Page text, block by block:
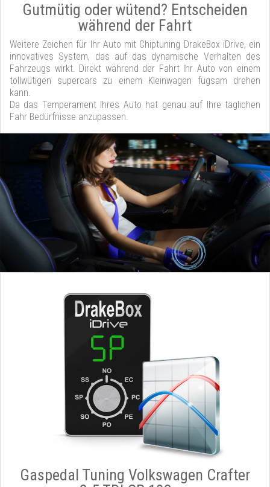
Gutmütig oder wütend? Entscheiden
während der Fahrt
Weitere Zeichen für Ihr Auto mit Chiptuning DrakeBox iDrive, ein
innovatives System, das auf das dynamische Verhalten des
Fahrzeugs wirkt. Direkt während der Fahrt Ihr Auto von einem
tollwütigen supercars zu einem Kleinwagen fügsam drehen
kann.
Da das Temperament Ihres Auto hat genau auf Ihre täglichen
Fahr Bedürfnisse anzupassen.
Gaspedal Tuning Volkswagen Crafter